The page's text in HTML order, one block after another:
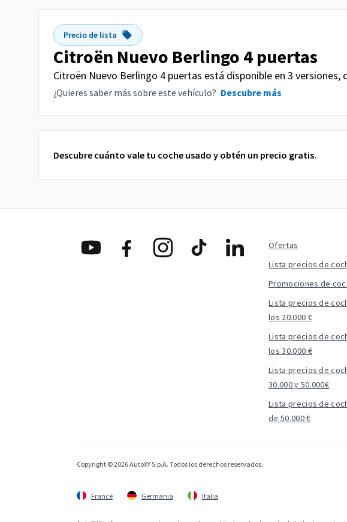
Precio de lista
Citroën Nuevo Berlingo 4 puertas
Citroën Nuevo Berlingo 4 puertas está disponible en 3 versiones,
¿Quieres saber más sobre este vehículo? Descubre más
Descubre cuánto vale tu coche usado y obtén un precio gratis.
Ofertas
Lista precios de
Promociones de
Lista precios de
los 20.000 €
Lista precios de
los 30.000 €
Lista precios de
30.000 y 50.000€
Lista precios de
de 50.000 €
Copyright © 2026 AutoXY S.p.A. Todos los derechos reservados.
France Germania Italia